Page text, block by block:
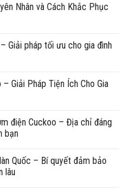
Nhân và Cách Khắc Phục
Giải pháp tối ưu cho gia đình
Giải Pháp Tiện Ích Cho Gia
điện Cuckoo – Địa chỉ đáng
bạn
Quốc – Bí quyết đảm bảo
lâu